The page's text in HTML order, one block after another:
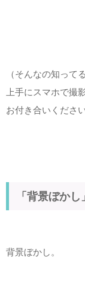
（そんなの知って
上手にスマホで撮
お付き合いください
「背景ぼか
背景ぼかし。